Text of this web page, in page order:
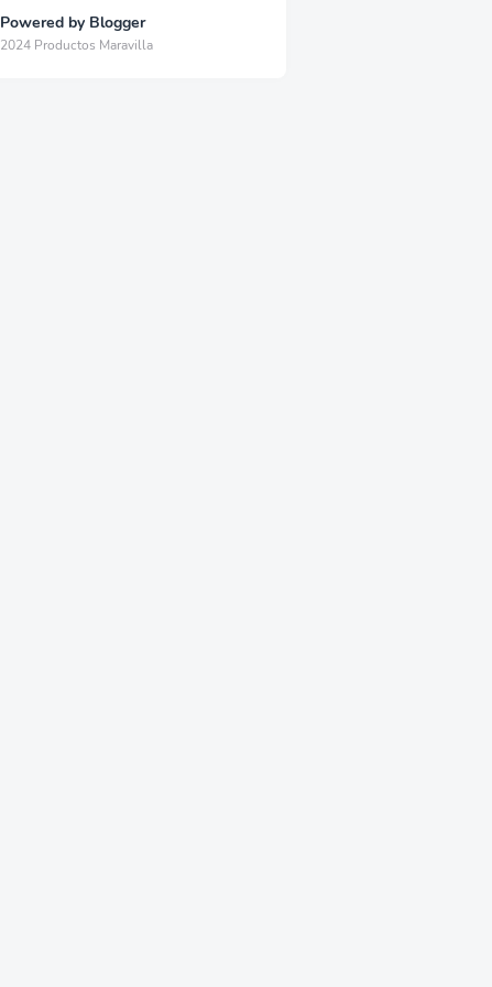
Powered by Blogger
2024 Productos Maravilla